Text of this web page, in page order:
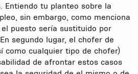
Entiendo tu planteo sobre la
sin embargo, como menciona
puesto sería sustituido por
segundo lugar, el chofer de
como cualquier tipo de chofer)
de afrontar estos casos